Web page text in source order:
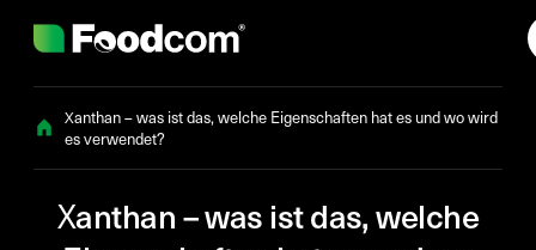
Xanthan – was ist das, welche Eigenschaften hat es und wo wird
es verwendet?
Xanthan – was ist das, welche